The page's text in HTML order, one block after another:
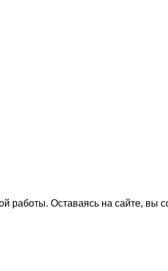
работы. Оставаясь на сайте, вы